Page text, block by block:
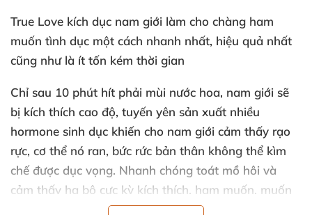
True Love kích dục nam giới làm cho chàng ham
muốn tình dục một cách nhanh nhất, hiệu quả nhất
cũng như là ít tốn kém thời gian
Chỉ sau 10 phút hít phải mùi nước hoa, nam giới sẽ
bị kích thích cao độ, tuyến yên sản xuất nhiều
hormone sinh dục khiến cho nam giới cảm thấy rạo
rực, cơ thể nó ran, bức rức bản thân không thể kìm
chế được dục vọng. Nhanh chóng toát mồ hôi và
cảm thấy hạ bộ cực kỳ kích thích, ham muốn, muốn
làm “chuyện ấy” ngay lập tức.